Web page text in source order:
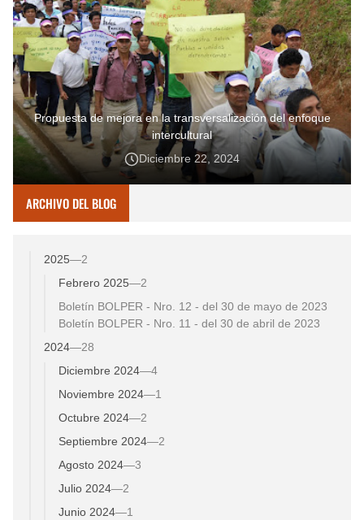
Propuesta de mejora en la transversalización del enfoque
intercultural
Diciembre 22, 2024
ARCHIVO DEL BLOG
2025—2
Febrero 2025—2
Boletín BOLPER - Nro. 12 - del 30 de mayo de 2023
Boletín BOLPER - Nro. 11 - del 30 de abril de 2023
2024—28
Diciembre 2024—4
Noviembre 2024—1
Octubre 2024—2
Septiembre 2024—2
Agosto 2024—3
Julio 2024—2
Junio 2024—1